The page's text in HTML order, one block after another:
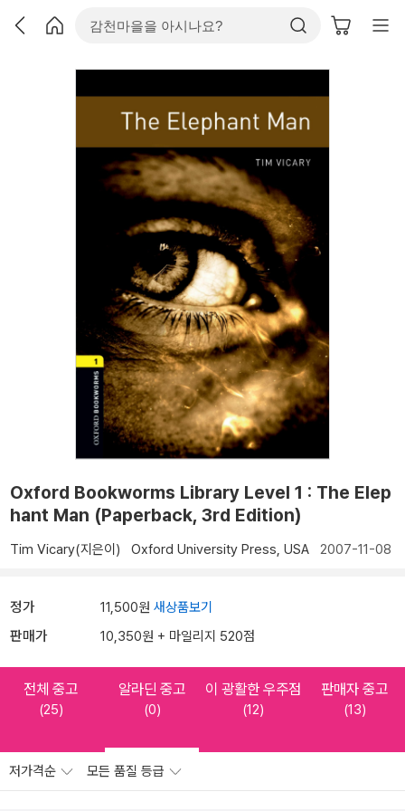
Oxford Bookworms Library Level 1 : The Elep
hant Man (Paperback, 3rd Edition)
Tim Vicary(지은이) Oxford University Press, USA 2007-11-08
정가 11,500원 새상품보기
판매가 10,350원 + 마일리지 520점
전체 중고
(25)
알라딘 중고
(0)
이 광활한 우주점
(12)
판매자 중고
(13)
저가격순 모든 품질 등급